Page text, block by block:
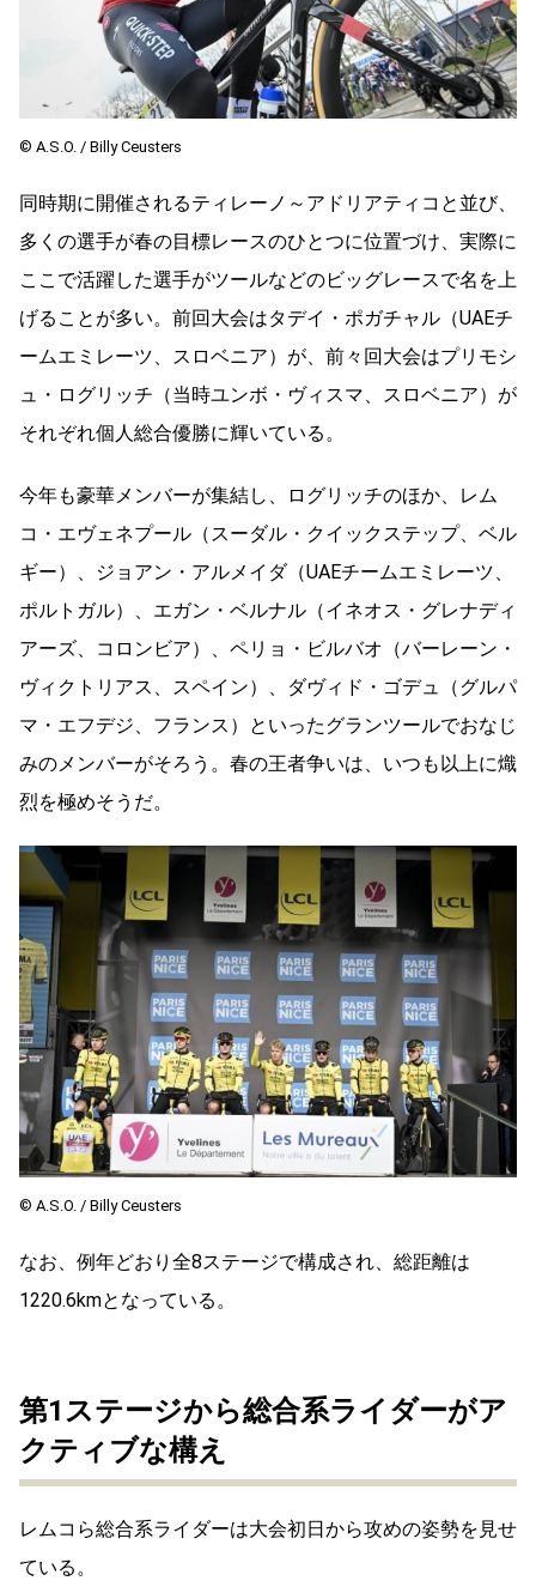
© A.S.O. / Billy Ceusters
同時期に開催されるティレーノ～アドリアティコと並び、
多くの選手が春の目標レースのひとつに位置づけ、実際に
ここで活躍した選手がツールなどのビッグレースで名を上
げることが多い。前回大会はタデイ・ポガチャル（UAEチ
ームエミレーツ、スロベニア）が、前々回大会はプリモシ
ュ・ログリッチ（当時ユンボ・ヴィスマ、スロベニア）が
それぞれ個人総合優勝に輝いている。
今年も豪華メンバーが集結し、ログリッチのほか、レム
コ・エヴェネプール（スーダル・クイックステップ、ベル
ギー）、ジョアン・アルメイダ（UAEチームエミレーツ、
ポルトガル）、エガン・ベルナル（イネオス・グレナディ
アーズ、コロンビア）、ペリョ・ビルバオ（バーレーン・
ヴィクトリアス、スペイン）、ダヴィド・ゴデュ（グルパ
マ・エフデジ、フランス）といったグランツールでおなじ
みのメンバーがそろう。春の王者争いは、いつも以上に熾
烈を極めそうだ。
© A.S.O. / Billy Ceusters
なお、例年どおり全8ステージで構成され、総距離は
1220.6kmとなっている。
第1ステージから総合系ライダーがア
クティブな構え
レムコら総合系ライダーは大会初日から攻めの姿勢を見せ
ている。